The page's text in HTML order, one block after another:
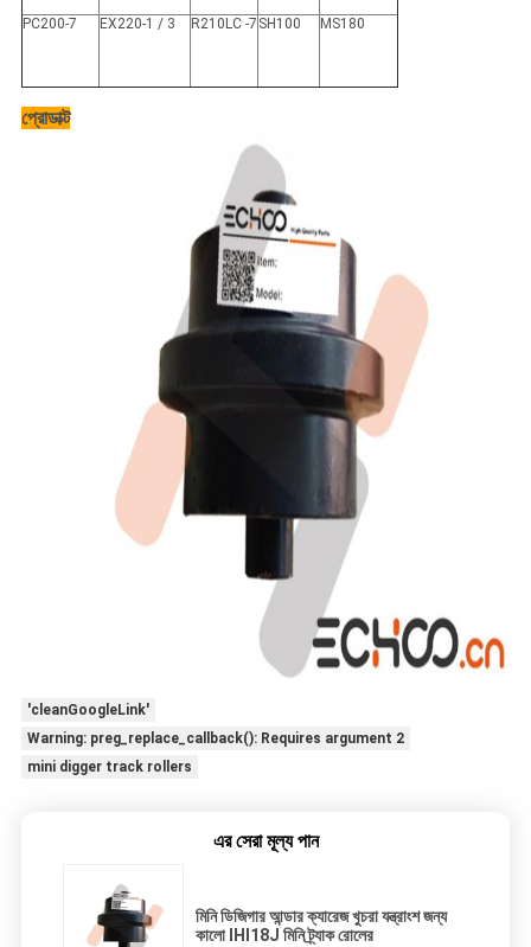
PC200-7 EX220-1 / 3 R210LC -7 SH100 MS180
প্রোডাক্ট
'cleanGoogleLink'
Warning: preg_replace_callback(): Requires argument 2
mini digger track rollers
এর সেরা মূল্য পান
মিনি ডিজিগার আন্ডার ক্যারেজ খুচরা যন্ত্রাংশ জন্য
কালো IHI18J মিনি ট্র্যাক রোলের